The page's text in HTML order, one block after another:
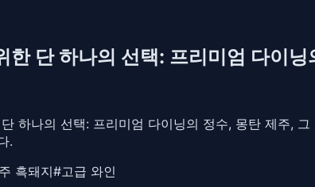
한 단 하나의 선택: 프리미엄 다이닝
하나의 선택: 프리미엄 다이닝의 정수, 몽탄 제주,
.
흑돼지#고급 와인